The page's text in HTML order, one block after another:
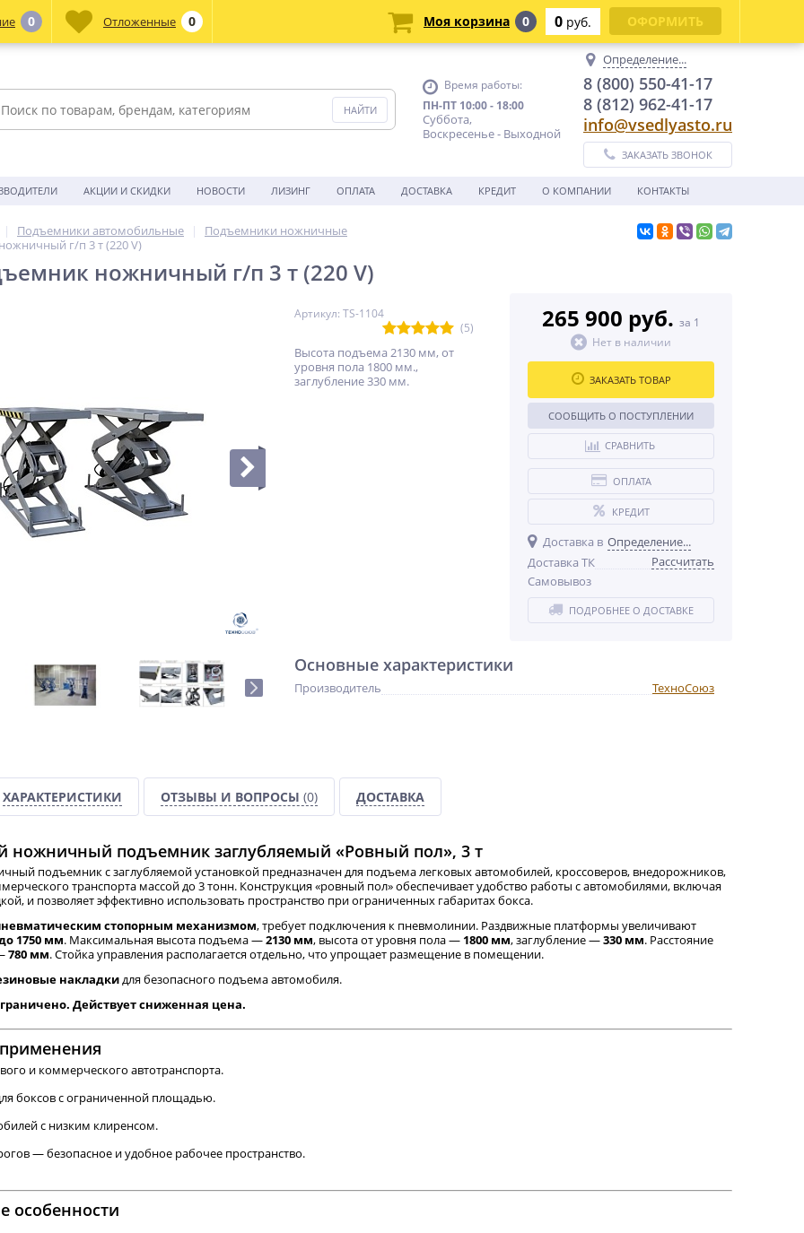
Время работы:
ПН-ПТ 10:00 - 18:00
Суббота,
Воскресенье - Выходной
Определение...
8 (800) 550-41-17
8 (812) 962-41-17
info@vsedlyasto.ru
ЗАКАЗАТЬ ЗВОНОК
АКЦИИ И СКИДКИ НОВОСТИ ЛИЗИНГ ОПЛАТА ДОСТАВКА КРЕДИТ О КОМПАНИИ КОНТАКТЫ
Подъемники автомобильные
Подъемники ножничные
г/п 3 т (220 V)
ножничный г/п 3 т (220 V)
Артикул: TS-1104
(5)
Высота подъема 2130 мм, от
уровня пола 1800 мм.,
заглубление 330 мм.
265 900 руб. за 1
Нет в наличии
ЗАКАЗАТЬ ТОВАР
СООБЩИТЬ О ПОСТУПЛЕНИИ
СРАВНИТЬ
ОПЛАТА
КРЕДИТ
Доставка в Определение...
Доставка ТК
Рассчитать
Самовывоз
ПОДРОБНЕЕ О ДОСТАВКЕ
Основные характеристики
Производитель ТехноСоюз
ХАРАКТЕРИСТИКИ ОТЗЫВЫ И ВОПРОСЫ (0) ДОСТАВКА
ножничный подъемник заглубляемый «Ровный пол», 3 т
подъемник с заглубляемой установкой предназначен для подъема легковых автомобилей, кроссоверов, внедорожников,
транспорта массой до 3 тонн. Конструкция «ровный пол» обеспечивает удобство работы с автомобилями, включая
и позволяет эффективно использовать пространство при ограниченных габаритах бокса.
стопорным механизмом, требует подключения к пневмолинии. Раздвижные платформы увеличивают
1750 мм. Максимальная высота подъема —2130 мм, высота от уровня пола — 1800 мм, заглубление —330 мм. Расстояние
780 мм. Стойка управления располагается отдельно, что упрощает размещение в помещении.
накладкидля безопасного подъема автомобиля.
Действует сниженная цена.
и коммерческого автотранспорта.
боксов с ограниченной площадью.
с низким клиренсом.
— безопасное и удобное рабочее пространство.
особенности
0 Отложенные 0 Моя корзина 0 0 руб. ОФОРМИТЬ